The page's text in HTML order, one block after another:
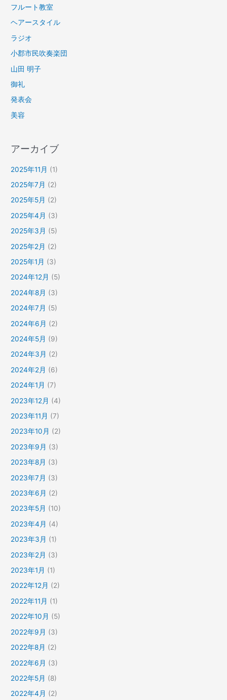
フルート教室
ヘアースタイル
ラジオ
小郡市民吹奏楽団
山田 明子
御礼
発表会
美容
アーカイブ
2025年11月 (1)
2025年7月 (2)
2025年5月 (2)
2025年4月 (3)
2025年3月 (5)
2025年2月 (2)
2025年1月 (3)
2024年12月 (5)
2024年8月 (3)
2024年7月 (5)
2024年6月 (2)
2024年5月 (9)
2024年3月 (2)
2024年2月 (6)
2024年1月 (7)
2023年12月 (4)
2023年11月 (7)
2023年10月 (2)
2023年9月 (3)
2023年8月 (3)
2023年7月 (3)
2023年6月 (2)
2023年5月 (10)
2023年4月 (4)
2023年3月 (1)
2023年2月 (3)
2023年1月 (1)
2022年12月 (2)
2022年11月 (1)
2022年10月 (5)
2022年9月 (3)
2022年8月 (2)
2022年6月 (3)
2022年5月 (8)
2022年4月 (2)